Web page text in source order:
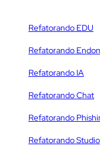
Refatorando EDU
Refatorando
Refatorando IA
Refatorando Chat
Refatorando
Refatorando Studio